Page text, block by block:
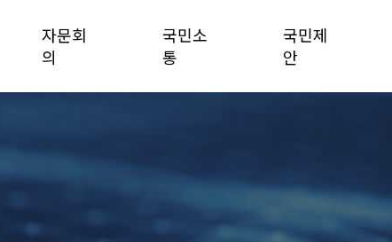
자문회
의
국민소
통
국민제
안